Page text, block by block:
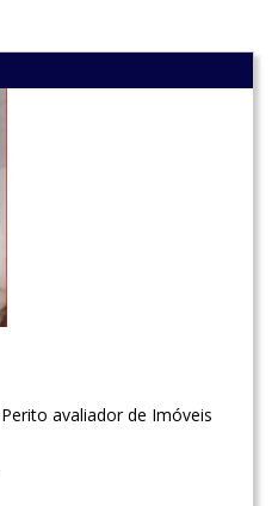
avaliador de Imóveis